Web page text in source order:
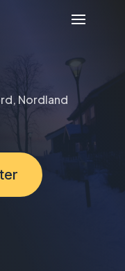
Nordland